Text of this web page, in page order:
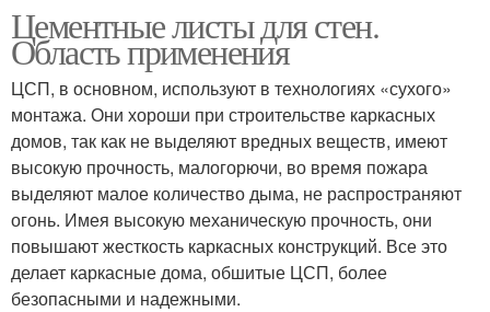
Цементные листы для стен.
Область применения
ЦСП, в основном, используют в технологиях «сухого»
монтажа. Они хороши при строительстве каркасных
домов, так как не выделяют вредных веществ, имеют
высокую прочность, малогорючи, во время пожара
выделяют малое количество дыма, не распространяют
огонь. Имея высокую механическую прочность, они
повышают жесткость каркасных конструкций. Все это
делает каркасные дома, обшитые ЦСП, более
безопасными и надежными.